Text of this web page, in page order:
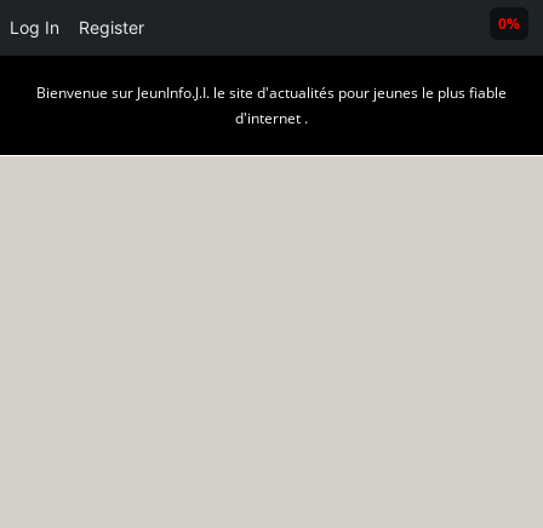
Log In Register
Bienvenue sur JeunInfo.J.I. le site d'actualités pour jeunes le plus fiable
d'internet .
0%